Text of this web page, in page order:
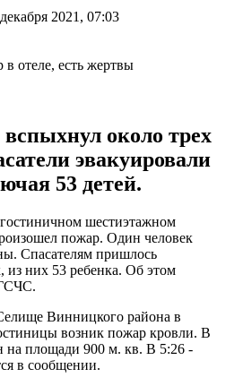
2021, 07:03
около трех
эвакуировали
53 детей.
шестиэтажном
пожар. Один человек
Спасателям пришлось
из них 53 ребенка. Об этом
Винницкого района в
возник пожар кровли. В
на площади 900 м. кв. В 5:26 -
в сообщении.